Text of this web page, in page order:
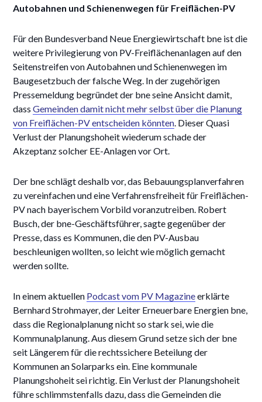
Autobahnen und Schienenwegen für Freiflächen-PV
Für den Bundesverband Neue Energiewirtschaft bne ist die
weitere Privilegierung von PV-Freiflächenanlagen auf den
Seitenstreifen von Autobahnen und Schienenwegen im
Baugesetzbuch der falsche Weg. In der zugehörigen
Pressemeldung begründet der bne seine Ansicht damit,
dassGemeinden damit nicht mehr selbst über die Planung
von Freiflächen-PV entscheiden könnten. Dieser Quasi
Verlust der Planungshoheit wiederum schade der
Akzeptanz solcher EE-Anlagen vor Ort.
Der bne schlägt deshalb vor, das Bebauungsplanverfahren
zu vereinfachen und eine Verfahrensfreiheit für Freiflächen-
PV nach bayerischem Vorbild voranzutreiben. Robert
Busch, der bne-Geschäftsführer, sagte gegenüber der
Presse, dass es Kommunen, die den PV-Ausbau
beschleunigen wollten, so leicht wie möglich gemacht
werden sollte.
In einem aktuellen Podcast vom PV Magazineerklärte
Bernhard Strohmayer, der Leiter Erneuerbare Energien bne,
dass die Regionalplanung nicht so stark sei, wie die
Kommunalplanung. Aus diesem Grund setze sich der bne
seit Längerem für die rechtssichere Beteilung der
Kommunen an Solarparks ein. Eine kommunale
Planungshoheit sei richtig. Ein Verlust der Planungshoheit
führe schlimmstenfalls dazu, dass die Gemeinden die